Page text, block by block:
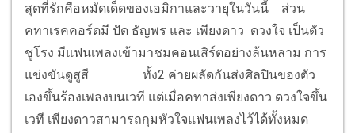
สุดที่รักคือหมัดเด็ดของเอมิกาและวายุในวันนี้ ส่วน
คทาเรคคอร์ดมี ปัด ธัญพร และ เพียงดาว ดวงใจ เป็นตัว
ชูโรง มีแฟนเพลงเข้ามาชมคอนเสิร์ตอย่างล้นหลาม การ
แข่งขันดูสูสี
ทั้ง2 ค่ายผลัดกันส่งศิลปินของตัว
เองขึ้นร้องเพลงบนเวที แต่เมื่อคทาส่งเพียงดาว ดวงใจขึ้น
เวที เพียงดาวสามารถกุมหัวใจแฟนเพลงไว้ได้ทั้งหมด